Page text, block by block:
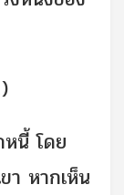
หนี้ โดย
า หากเห็น